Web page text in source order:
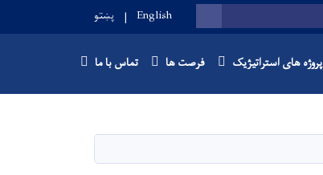
SEARCH
English پښتو
پروژه های استراتیژیک فرصت ها تماس با ما